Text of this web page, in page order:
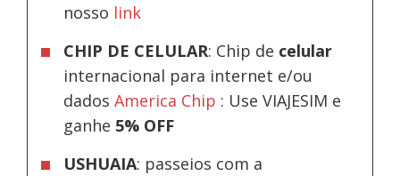
nosso link
CHIP DE CELULAR: Chip de celular
internacional para internet e/ou
dadosAmerica Chip : Use VIAJESIM e
ganhe 5% OFF
USHUAIA: passeios com a